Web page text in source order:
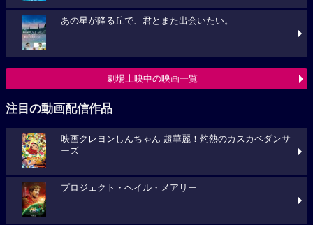
あの星が降る丘で、君とまた出会いたい。
劇場上映中の映画一覧
注目の動画配信作品
映画クレヨンしんちゃん 超華麗！灼熱のカスカベダンサ
ーズ
プロジェクト・ヘイル・メアリー